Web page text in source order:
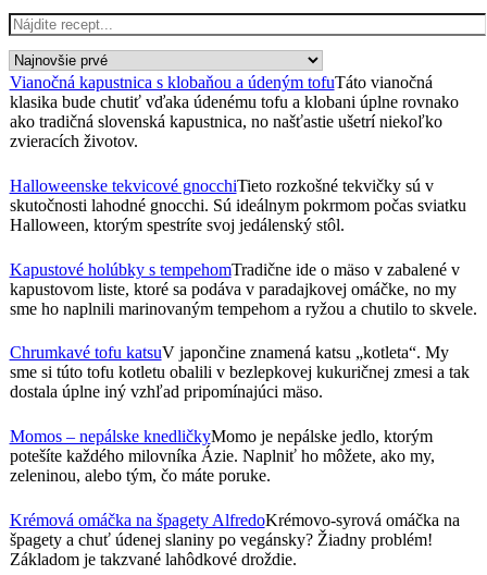
Vianočná kapustnica s klobaňou a údeným tofuTáto vianočná
klasika bude chutiť vďaka údenému tofu a klobani úplne rovnako
ako tradičná slovenská kapustnica, no našťastie ušetrí niekoľko
zvieracích životov.
Halloweenske tekvicové gnocchiTieto rozkošné tekvičky sú v
skutočnosti lahodné gnocchi. Sú ideálnym pokrmom počas sviatku
Halloween, ktorým spestríte svoj jedálenský stôl.
Kapustové holúbky s tempehomTradične ide o mäso v zabalené v
kapustovom liste, ktoré sa podáva v paradajkovej omáčke, no my
sme ho naplnili marinovaným tempehom a ryžou a chutilo to skvele.
Chrumkavé tofu katsuV japončine znamená katsu „kotleta“. My
sme si túto tofu kotletu obalili v bezlepkovej kukuričnej zmesi a tak
dostala úplne iný vzhľad pripomínajúci mäso.
Momos – nepálske knedličkyMomo je nepálske jedlo, ktorým
potešíte každého milovníka Ázie. Naplniť ho môžete, ako my,
zeleninou, alebo tým, čo máte poruke.
Krémová omáčka na špagety AlfredoKrémovo-syrová omáčka na
špagety a chuť údenej slaniny po vegánsky? Žiadny problém!
Základom je takzvané lahôdkové droždie.